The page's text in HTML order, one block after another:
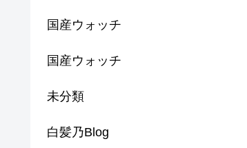
国産ウォッチ
国産ウォッチ
未分類
白髪乃Blog